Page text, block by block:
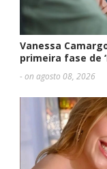
Vanessa
primeira fase de
- on agosto 08, 2026